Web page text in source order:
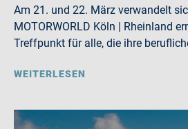
Am 21. und 22. März verwandelt
MOTORWORLD Köln | Rheinland
Treffpunkt für alle, die ihre
WEITERLESEN